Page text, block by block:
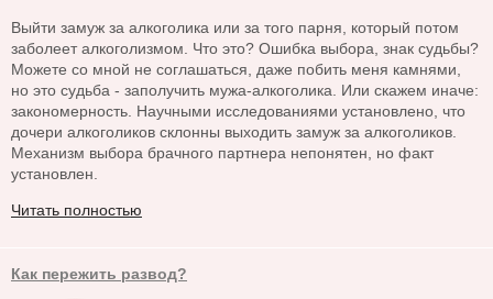
Выйти замуж за алкоголика или за того парня, который потом
заболеет алкоголизмом. Что это? Ошибка выбора, знак судьбы?
Можете со мной не соглашаться, даже побить меня камнями,
но это судьба - заполучить мужа-алкоголика. Или скажем иначе:
закономерность. Научными исследованиями установлено, что
дочери алкоголиков склонны выходить замуж за алкоголиков.
Механизм выбора брачного партнера непонятен, но факт
установлен.
Читать полностью
Как пережить развод?